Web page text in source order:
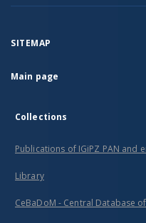
SITEMAP
Main page
Collections
Publications of IGiPZ PAN and
Library
CeBaDoM - Central Database